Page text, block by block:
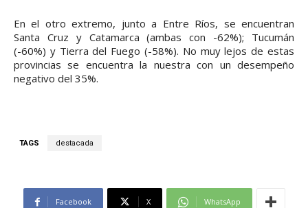
En el otro extremo, junto a Entre Ríos, se encuentran
Santa Cruz y Catamarca (ambas con -62%); Tucumán
(-60%) y Tierra del Fuego (-58%). No muy lejos de estas
provincias se encuentra la nuestra con un desempeño
negativo del 35%.
TAGS destacada
Facebook X WhatsApp